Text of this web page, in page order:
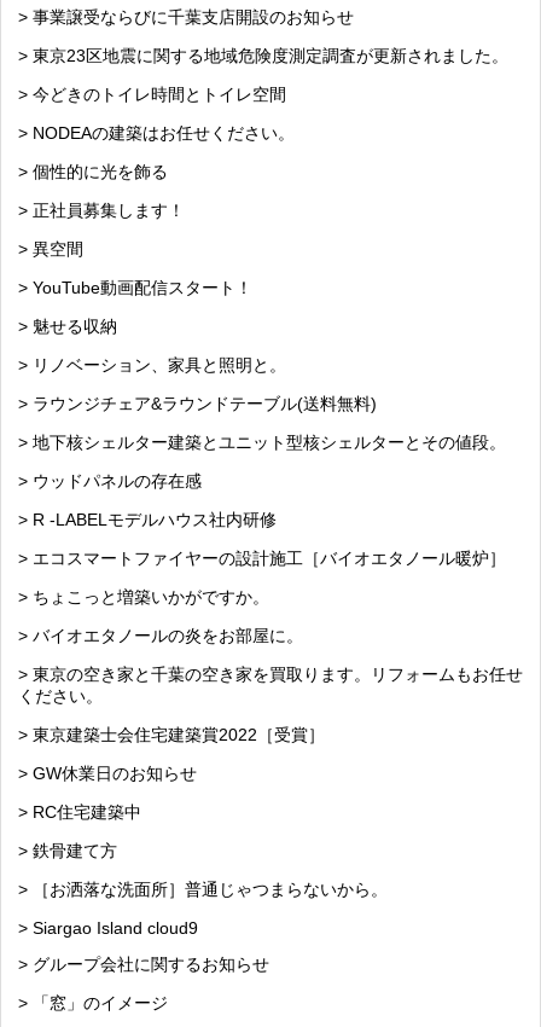
> 事業譲受ならびに千葉支店開設のお知らせ
> 東京23区地震に関する地域危険度測定調査が更新されました。
> 今どきのトイレ時間とトイレ空間
> NODEAの建築はお任せください。
> 個性的に光を飾る
> 正社員募集します！
> 異空間
> YouTube動画配信スタート！
> 魅せる収納
> リノベーション、家具と照明と。
> ラウンジチェア&ラウンドテーブル(送料無料)
> 地下核シェルター建築とユニット型核シェルターとその値段。
> ウッドパネルの存在感
> R -LABELモデルハウス社内研修
> エコスマートファイヤーの設計施工［バイオエタノール暖炉］
> ちょこっと増築いかがですか。
> バイオエタノールの炎をお部屋に。
> 東京の空き家と千葉の空き家を買取ります。リフォームもお任せ
ください。
> 東京建築士会住宅建築賞2022［受賞］
> GW休業日のお知らせ
> RC住宅建築中
> 鉄骨建て方
> ［お洒落な洗面所］普通じゃつまらないから。
> Siargao Island cloud9
> グループ会社に関するお知らせ
> 「窓」のイメージ